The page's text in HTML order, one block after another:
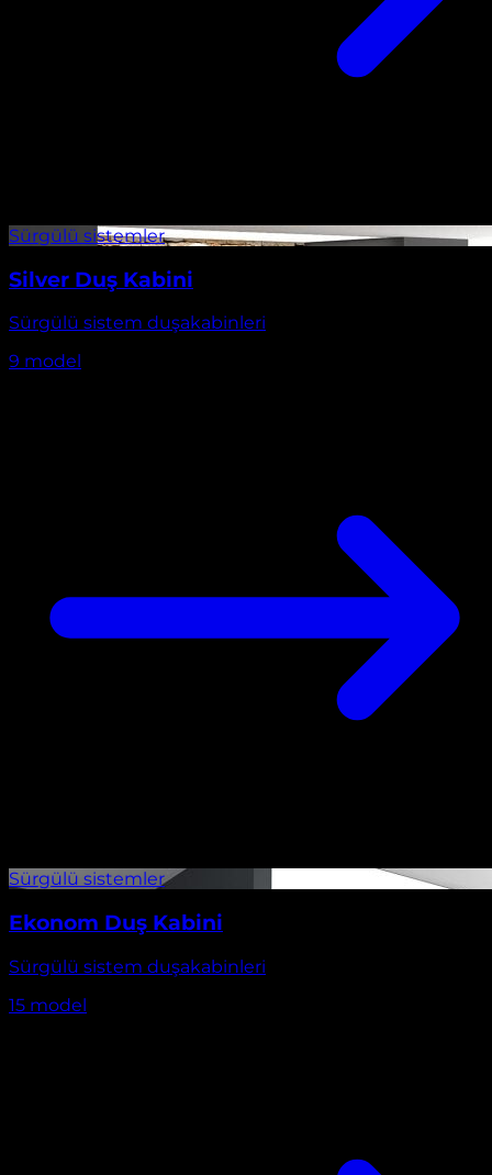
Silver Duş Kabini
Sürgülü sistem duşakabinleri
9 model
Ekonom Duş Kabini
Sürgülü sistem duşakabinleri
15 model